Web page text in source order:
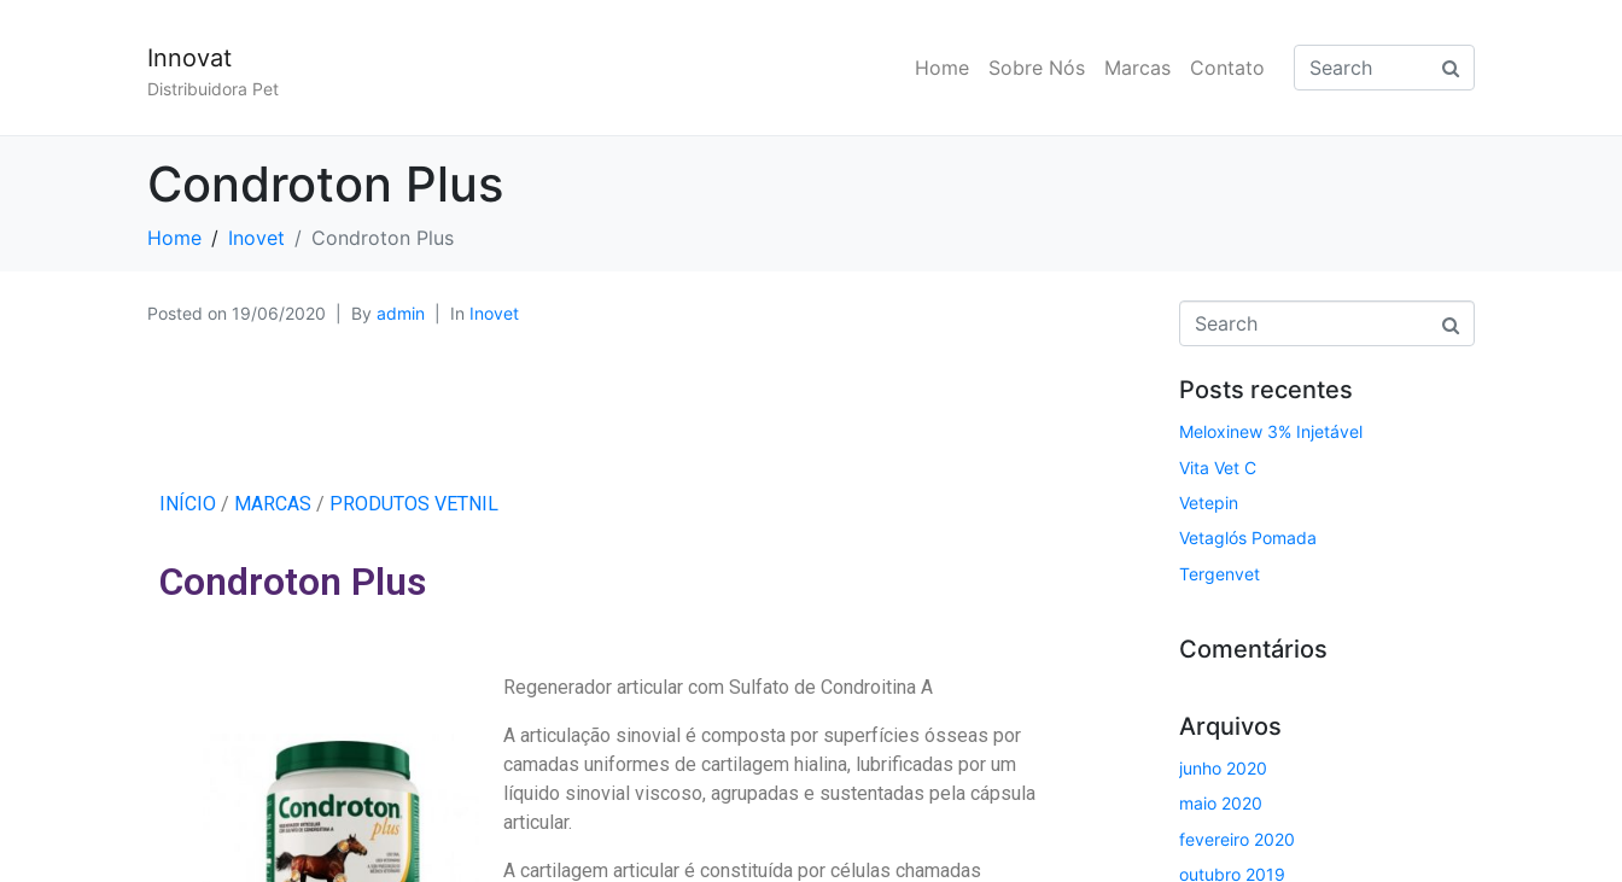
Innovat
Distribuidora Pet
Home Sobre Nós Marcas Contato
Condroton Plus
Home Inovet Condroton Plus
Posted on 19/06/2020 By admin In Inovet
INÍCIO / MARCAS / PRODUTOS VETNIL
Condroton Plus
Regenerador articular com Sulfato de Condroitina A
A articulação sinovial é composta por superfícies ósseas por
camadas uniformes de cartilagem hialina, lubrificadas por um
líquido sinovial viscoso, agrupadas e sustentadas pela cápsula
articular.
A cartilagem articular é constituída por células chamadas
Posts recentes
Meloxinew 3% Injetável
Vita Vet C
Vetepin
Vetaglós Pomada
Tergenvet
Comentários
Arquivos
junho 2020
maio 2020
fevereiro 2020
outubro 2019